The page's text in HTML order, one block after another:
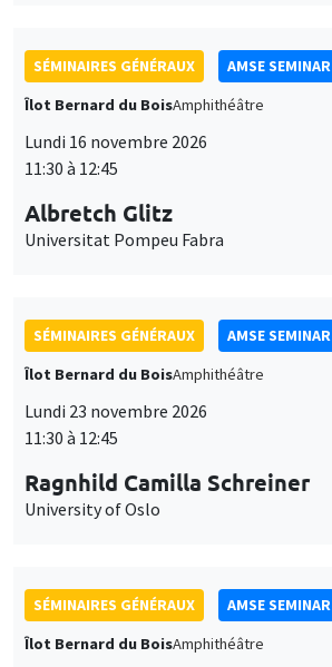
SÉMINAIRES GÉNÉRAUX
AMSE SEMINAR
Îlot Bernard du BoisAmphithéâtre
Lundi 16 novembre 2026
11:30 à 12:45
Albretch Glitz
Universitat Pompeu Fabra
SÉMINAIRES GÉNÉRAUX
AMSE SEMINAR
Îlot Bernard du BoisAmphithéâtre
Lundi 23 novembre 2026
11:30 à 12:45
Ragnhild Camilla Schreiner
University of Oslo
SÉMINAIRES GÉNÉRAUX
AMSE SEMINAR
Îlot Bernard du BoisAmphithéâtre